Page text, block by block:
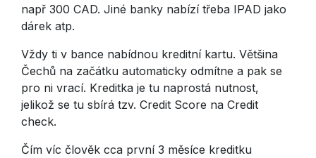
např 300 CAD. Jiné banky nabízí třeba IPAD jako
dárek atp.
Vždy ti v bance nabídnou kreditní kartu. Většina
Čechů na začátku automaticky odmítne a pak se
pro ni vrací. Kreditka je tu naprostá nutnost,
jelikož se tu sbírá tzv. Credit Score na Credit
check.
Čím víc člověk cca první 3 měsíce kreditku